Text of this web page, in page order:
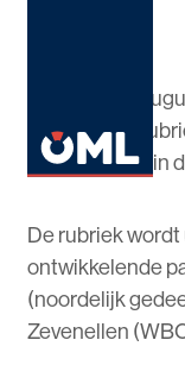
In de zomer,
Zevenellen
aan-huis blad
De rubriek
ontwikkelende
(noordelijk
Zevenellen